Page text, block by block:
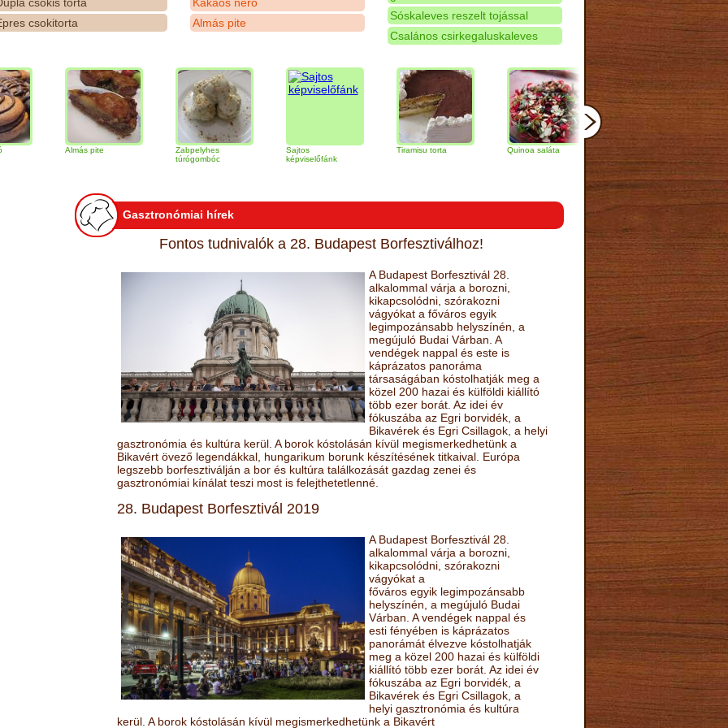
csokitorta
Almás pite
Sóskaleves reszelt tojással
Csalános csirkegaluskaleves
Zabpelyhes
túrógombóc
képviselőfánk
Tiramisu torta Quinoa saláta Mandulás kifli
narancs
Gasztronómiai hírek
Fontos tudnivalók a 28. Budapest Borfesztiválhoz!
A Budapest Borfesztivál 28.
alkalommal várja a borozni,
kikapcsolódni, szórakozni
vágyókat a főváros egyik
legimpozánsabb helyszínén, a
megújuló Budai Várban. A
vendégek nappal és este is
káprázatos panoráma
társaságában kóstolhatják meg a
közel 200 hazai és külföldi kiállító
több ezer borát. Az idei év
fókuszába az Egri borvidék, a
Bikavérek és Egri Csillagok, a helyi
gasztronómia és kultúra kerül. A borok kóstolásán kívül megismerkedhetünk a
Bikavért övező legendákkal, hungarikum borunk készítésének titkaival. Európa
legszebb borfesztiválján a bor és kultúra találkozását gazdag zenei és
gasztronómiai kínálat teszi most is felejthetetlenné.
28. Budapest Borfesztivál 2019
A Budapest Borfesztivál 28.
alkalommal várja a borozni,
kikapcsolódni, szórakozni
vágyókat a
főváros egyik legimpozánsabb
helyszínén, a megújuló Budai
Várban. A vendégek nappal és
esti fényében is káprázatos
panorámát élvezve kóstolhatják
meg a közel 200 hazai és külföldi
kiállító több ezer borát. Az idei év
fókuszába az Egri borvidék, a
Bikavérek és Egri Csillagok, a
helyi gasztronómia és kultúra
kerül. A borok kóstolásán kívül megismerkedhetünk a Bikavért